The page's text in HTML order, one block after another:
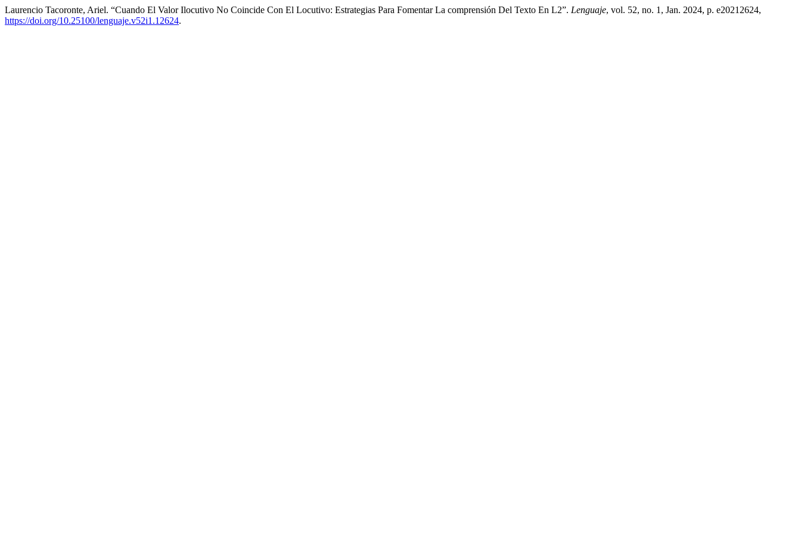
Laurencio Tacoronte, Ariel. “Cuando El Valor Ilocutivo No Coincide Con El Locutivo: Estrategias Para Fomentar La comprensión Del Texto En L2”. Lenguaje, vol. 52, no. 1, Jan. 2024, p. e20212624,
https://doi.org/10.25100/lenguaje.v52i1.12624.